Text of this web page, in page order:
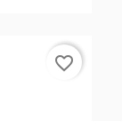
favorite_border